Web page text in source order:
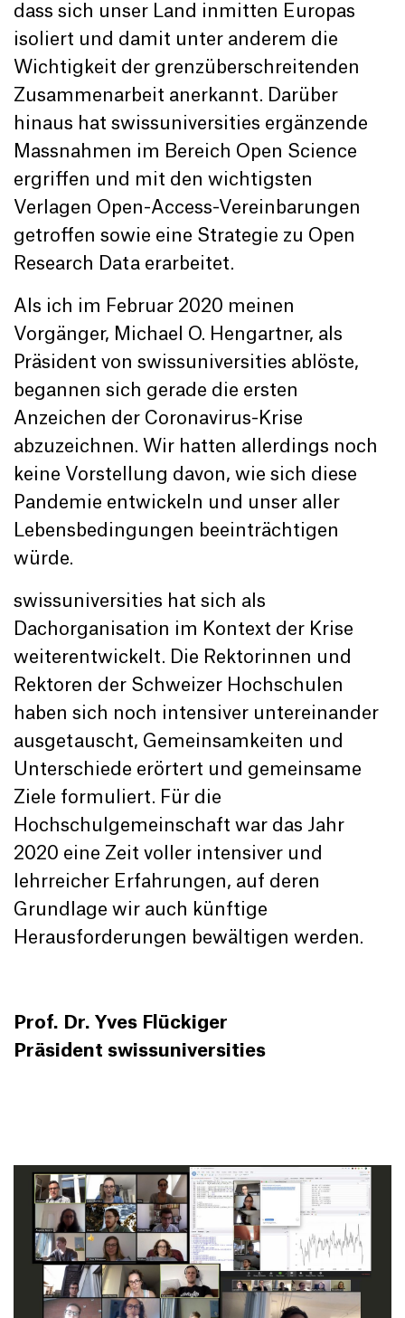
dass sich unser Land inmitten Europas
isoliert und damit unter anderem die
Wichtigkeit der grenzüberschreitenden
Zusammenarbeit anerkannt. Darüber
hinaus hat swissuniversities ergänzende
Massnahmen im Bereich Open Science
ergriffen und mit den wichtigsten
Verlagen Open-Access-Vereinbarungen
getroffen sowie eine Strategie zu Open
Research Data erarbeitet.
Als ich im Februar 2020 meinen
Vorgänger, Michael O. Hengartner, als
Präsident von swissuniversities ablöste,
begannen sich gerade die ersten
Anzeichen der Coronavirus-Krise
abzuzeichnen. Wir hatten allerdings noch
keine Vorstellung davon, wie sich diese
Pandemie entwickeln und unser aller
Lebensbedingungen beeinträchtigen
würde.
swissuniversities hat sich als
Dachorganisation im Kontext der Krise
weiterentwickelt. Die Rektorinnen und
Rektoren der Schweizer Hochschulen
haben sich noch intensiver untereinander
ausgetauscht, Gemeinsamkeiten und
Unterschiede erörtert und gemeinsame
Ziele formuliert. Für die
Hochschulgemeinschaft war das Jahr
2020 eine Zeit voller intensiver und
lehrreicher Erfahrungen, auf deren
Grundlage wir auch künftige
Herausforderungen bewältigen werden.
Prof. Dr. Yves Flückiger
Präsident swissuniversities